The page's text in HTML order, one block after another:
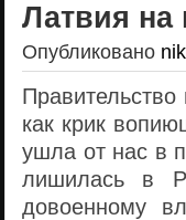
Латвия на
Опубликовано
как крик
ушла от нас в
лишилась в
довоенному